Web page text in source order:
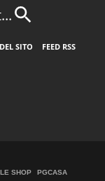
SITO
FEED RSS
SHOP PGCASA